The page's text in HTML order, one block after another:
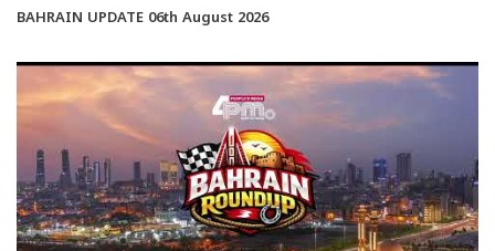
BAHRAIN UPDATE 06th August 2026